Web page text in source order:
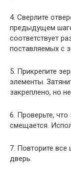
4. Сверлите
предыдущем
соответствует
поставляемых с
5. Прикрепите
элементы.
закреплено, но
6. Проверьте,
смещается.
7. Повторите все
дверь.